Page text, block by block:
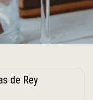
de Rey